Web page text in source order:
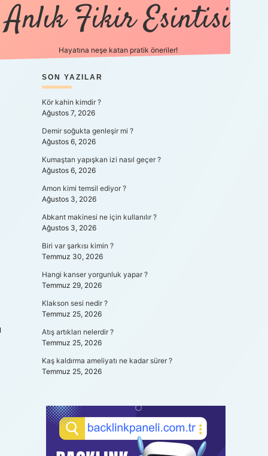
Anlık Fikir Esintisi
Hayatına neşe katan pratik öneriler!
SIDEBAR
SON YAZILAR
Kör kahin kimdir ?
Ağustos 7, 2026
Demir soğukta genleşir mi ?
Ağustos 6, 2026
Kumaştan yapışkan izi nasıl geçer ?
Ağustos 6, 2026
Amon kimi temsil ediyor ?
Ağustos 3, 2026
Abkant makinesi ne için kullanılır ?
Ağustos 3, 2026
Biri var şarkısı kimin ?
Temmuz 30, 2026
Hangi kanser yorgunluk yapar ?
Temmuz 29, 2026
Klakson sesi nedir ?
Temmuz 25, 2026
Atış artıkları nelerdir ?
Temmuz 25, 2026
Kaş kaldırma ameliyatı ne kadar sürer ?
Temmuz 25, 2026